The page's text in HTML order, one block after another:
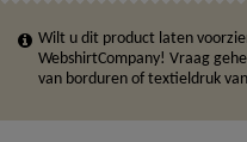
Wilt u dit product laten
WebshirtCompany! Vraag
van borduren of textieldruk